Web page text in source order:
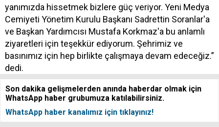
yanımızda hissetmek bizlere güç veriyor. Yeni Medya
Cemiyeti Yönetim Kurulu Başkanı Sadrettin Soranlar'a
ve Başkan Yardımcısı Mustafa Korkmaz'a bu anlamlı
ziyaretleri için teşekkür ediyorum. Şehrimiz ve
basınımız için hep birlikte çalışmaya devam edeceğiz.”
dedi.
Son dakika gelişmelerden anında haberdar olmak için
WhatsApp haber grubumuza katılabilirsiniz.
WhatsApp haber kanalımız için tıklayınız!